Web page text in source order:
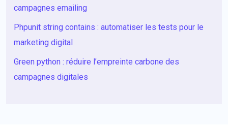
campagnes emailing
Phpunit string contains : automatiser les tests pour le
marketing digital
Green python : réduire l’empreinte carbone des
campagnes digitales